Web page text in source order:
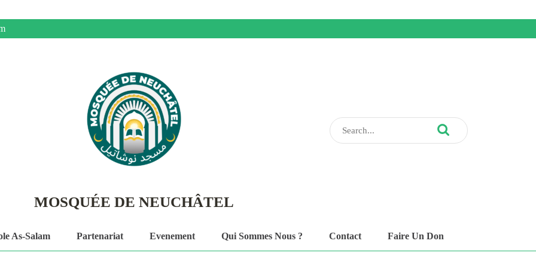
MOSQUÉE DE NEUCHÂTEL
Search
for:
As-Salam Partenariat Evenement Qui Sommes Nous ? Contact Faire Un Don